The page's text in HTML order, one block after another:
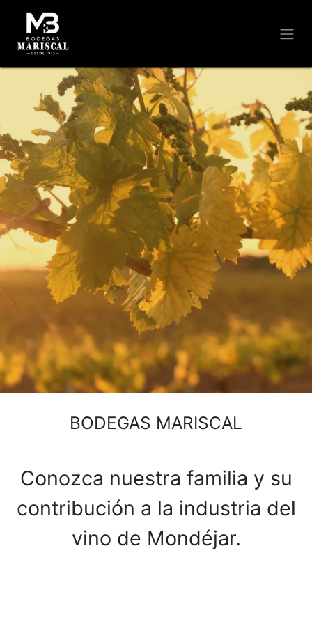
BODEGAS MARISCAL
Conozca nuestra familia y su
contribución a la industria del
vino de Mondéjar.